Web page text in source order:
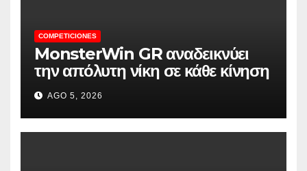
COMPETICIONES
MonsterWin GR αναδεικνύει
την απόλυτη νίκη σε κάθε κίνηση
AGO 5, 2026